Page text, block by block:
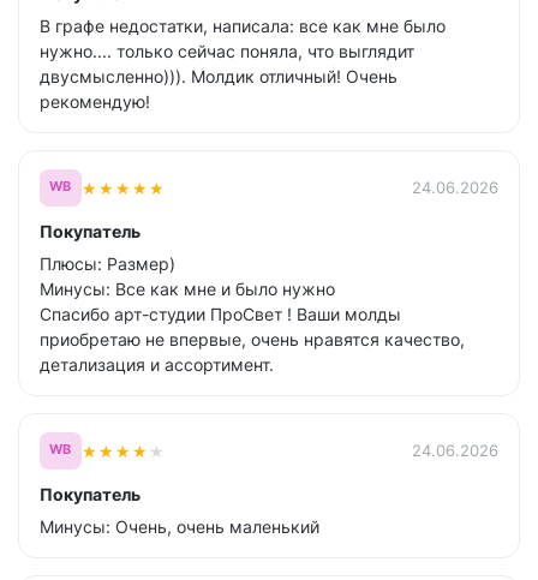
В графе недостатки, написала: все как мне было
нужно.... только сейчас поняла, что выглядит
двусмысленно))). Молдик отличный! Очень
рекомендую!
WB ★★★★★ 24.06.2026
Покупатель
Плюсы: Размер)
Минусы: Все как мне и было нужно
Спасибо арт-студии ПроСвет ! Ваши молды
приобретаю не впервые, очень нравятся качество,
детализация и ассортимент.
WB ★★★★ ★ 24.06.2026
Покупатель
Минусы: Очень, очень маленький